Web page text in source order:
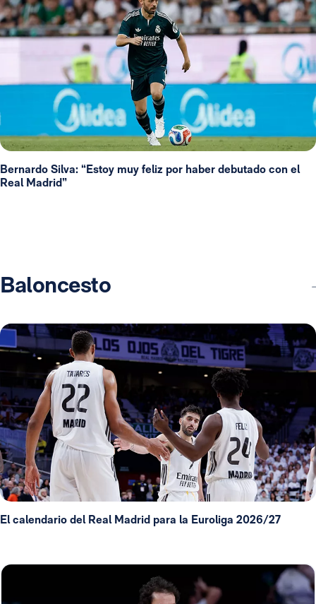
Bernardo Silva: “Estoy muy feliz por haber debutado con el
Real Madrid”
Baloncesto
El calendario del Real Madrid para la Euroliga 2026/27